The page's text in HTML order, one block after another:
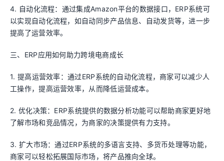
4. 自动化流程：通过集成Amazon平台的数据接口，ERP系统可
以实现自动化流程，如自动同步产品信息、自动发货等，进一步
提高了运营效率。
三、ERP应用如何助力跨境电商成长
1. 提高运营效率：通过ERP系统的自动化流程，商家可以减少人
工操作，提高运营效率，从而降低运营成本。
2. 优化决策：ERP系统提供的数据分析功能可以帮助商家更好地
了解市场和竞品情况，为商家的决策提供有力支持。
3. 扩大市场：通过ERP系统的多语言支持、多货币处理等功能，
商家可以轻松拓展国际市场，将产品推向全球。